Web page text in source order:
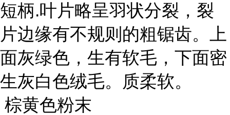
短柄.叶片略呈羽状分裂，裂
片边缘有不规则的粗锯齿。上
面灰绿色，生有软毛，下面密
生灰白色绒毛。质柔软。
棕黄色粉末